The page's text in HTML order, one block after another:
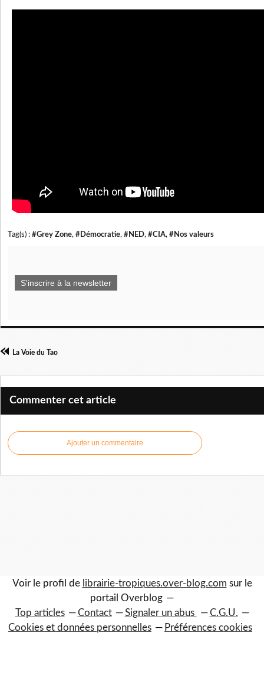
Tag(s) : #Grey Zone, #Démocratie, #NED, #CIA, #Nos valeurs
S'inscrire à la newsletter
La Voie du Tao
Commenter cet article
Ajouter un commentaire
Voir le profil de librairie-tropiques.over-blog.com sur le
portail Overblog
Top articles
Contact Signaler un abus
C.G.U.
Cookies et données personnelles
Préférences cookies